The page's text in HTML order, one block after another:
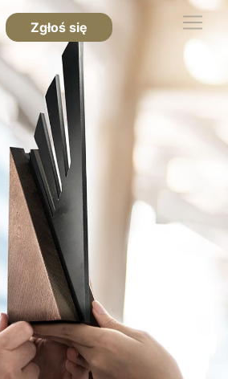
Zgłoś się